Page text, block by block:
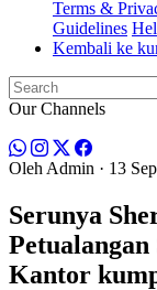
Terms &
Guidelines
Kembali ke
Our Channels
Oleh Admin · 13
Serunya
Kantor